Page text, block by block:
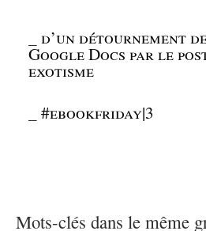
_d’un détournement
Google Docs par le
exotisme
_#ebookfriday|3
Mots-clés dans le même